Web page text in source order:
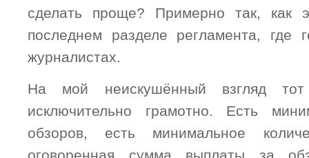
сделать проще? Примерно так, как
последнем разделе регламента, где
журналистах.
На мой неискушённый взгляд тот
исключительно грамотно. Есть
обзоров, есть минимальное